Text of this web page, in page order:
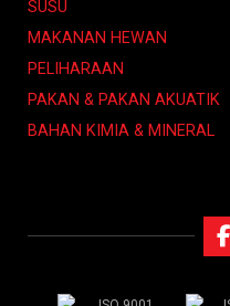
SUSU
MAKANAN HEWAN
PELIHARAAN
PAKAN & PAKAN AKUATIK
BAHAN KIMIA & MINERAL